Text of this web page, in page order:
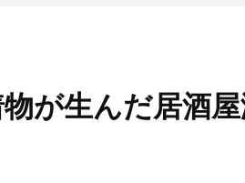
中川政七商店のものづくり 日
が生んだ居酒